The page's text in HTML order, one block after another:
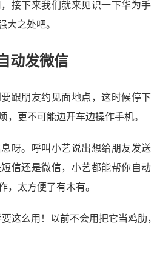
接下来我们就来见识一下华为手
之处吧。
动发微信
跟朋友约见面地点，这时候停下
，更不可能边开车边操作手机。
呀。呼叫小艺说出想给朋友发送
信还是微信，小艺都能帮你自动
，太方便了有木有。